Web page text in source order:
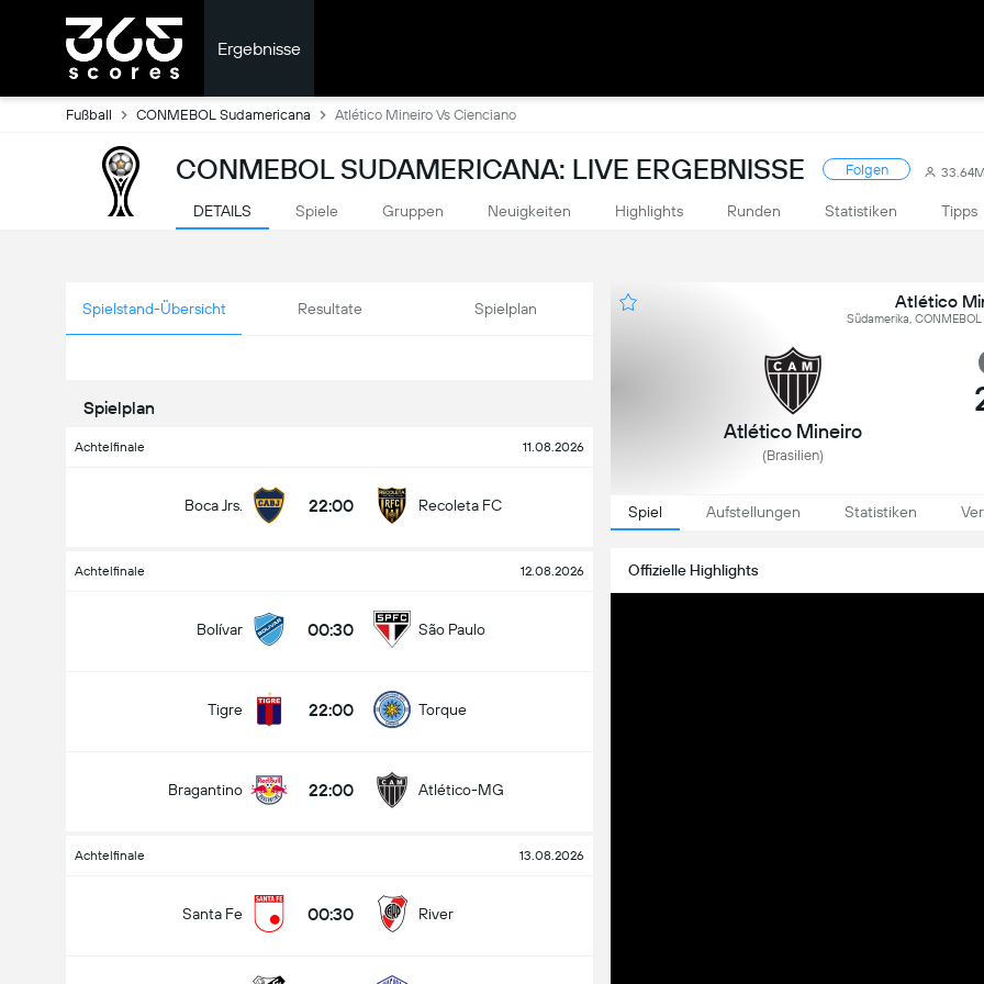
Ergebnisse
Fußball CONMEBOL Sudamericana Atlético Mineiro Vs Cienciano
CONMEBOL SUDAMERICANA: LIVE ERGEBNISSE Folgen 33.64M
DETAILS Spiele Gruppen Neuigkeiten Highlights Runden Statistiken Tipps
Spielstand-Übersicht Resultate Spielplan
Spielplan
Achtelfinale 11.08.2026
Boca Jrs. 22:00 Recoleta FC
Achtelfinale 12.08.2026
Bolívar 00:30 São Paulo
Tigre 22:00 Torque
Bragantino 22:00 Atlético-MG
Achtelfinale 13.08.2026
Santa Fe 00:30 River
Atlético
Südamerika,
Atlético Mineiro
(Brasilien)
Spiel Aufstellungen Statistiken
Offizielle Highlights